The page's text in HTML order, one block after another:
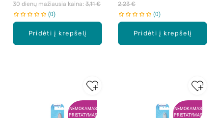
Pridėti į krepšelį
30 dienų mažiausia kaina: 3,11 €
0
Pridėti į krepšelį
2,23 €
0
NEMOKAMAS
PRISTATYMAS
NEMOKAMAS
PRISTATYMAS